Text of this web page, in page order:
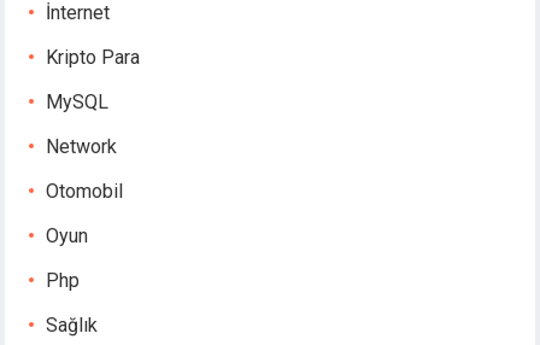
İnternet
Kripto Para
MySQL
Network
Otomobil
Oyun
Php
Sağlık